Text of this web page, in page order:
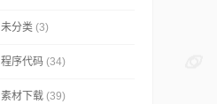
未分类 (3)
程序代码 (34)
素材下载 (39)